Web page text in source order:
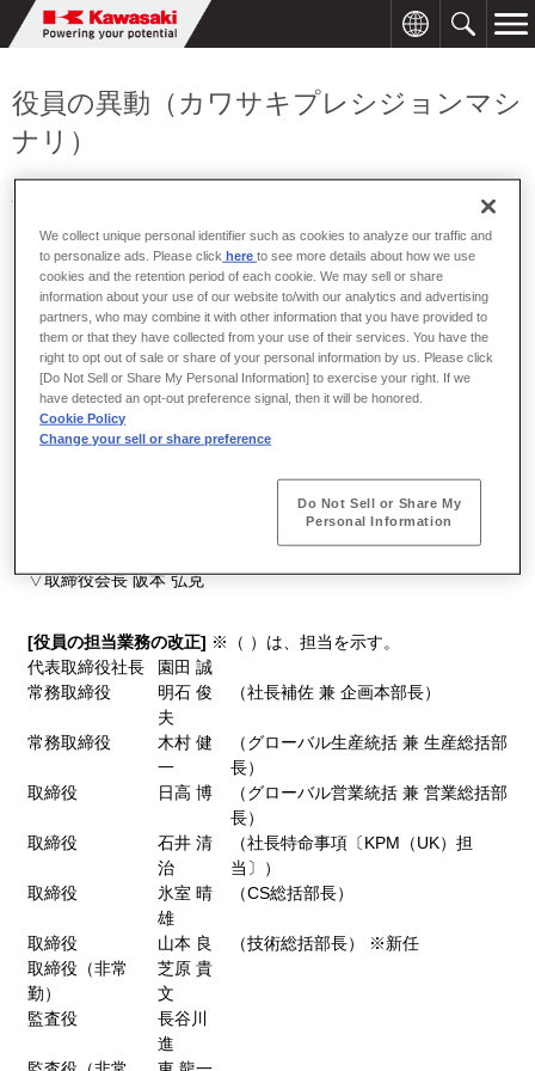
役員の異動（カワサキプレシジョンマシ
ナリ）
川崎重工グループのカワサキプレシジョンマシナリは、次のとお
り2008年6月20日付で役員の異動を行いました。
[役員の異動]※〔 〕は旧職名を示す。
▽取締役 技術総括部長〔理事 技術総括部長〕 山本 良
▽取締役会長 阪本 弘克
[役員の担当業務の改正] ※（ ）は、担当を示す。
代表取締役社長
園田 誠
常務取締役
明石 俊
夫
（社長補佐 兼 企画本部長）
常務取締役
木村 健
一
（グローバル生産統括 兼 生産総括部
長）
取締役
日高 博
（グローバル営業統括 兼 営業総括部
長）
取締役
石井 清
治
（社長特命事項〔KPM（UK）担
当〕）
取締役
氷室 晴
雄
（CS総括部長）
取締役 山本 良
（技術総括部長） ※新任
取締役（非常
勤）
芝原 貴
文
監査役
長谷川
進
We collect unique personal identifier such as cookies to analyze our traffic and
to personalize ads. Please click hereto see more details about how we use
cookies and the retention period of each cookie. We may sell or share
information about your use of our website to/with our analytics and advertising
partners, who may combine it with other information that you have provided to
them or that they have collected from your use of their services. You have the
right to opt out of sale or share of your personal information by us. Please click
[Do Not Sell or Share My Personal Information] to exercise your right. If we
have detected an opt-out preference signal, then it will be honored.
Cookie Policy
Change your sell or share preference
Do Not Sell or Share My
Personal Information